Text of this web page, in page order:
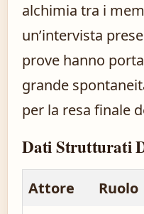
alchimia tra i
un’intervista
prove hanno
grande
per la resa finale
Dati Strutturati
Attore Ruolo